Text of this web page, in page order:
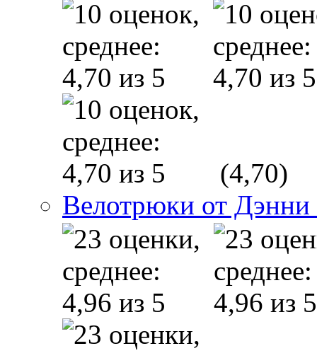
(4,70)
Велотрюки от Дэнни